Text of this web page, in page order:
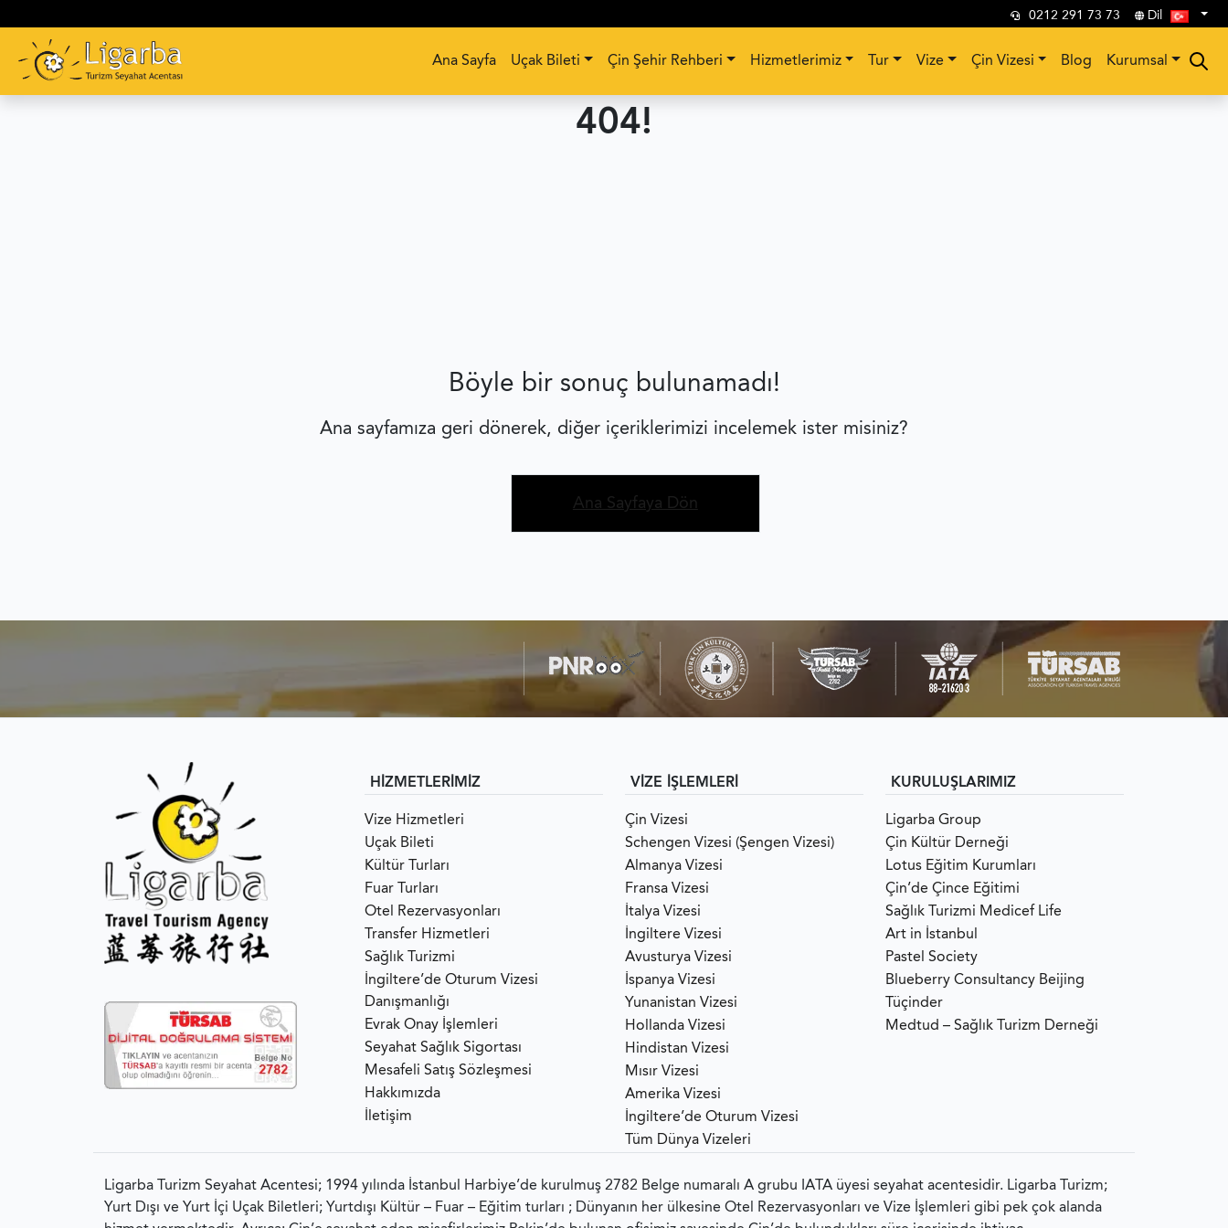
0212 291 73 73 Dil
Ana Sayfa Uçak Bileti Çin Şehir Rehberi Hizmetlerimiz Tur Vize Çin Vizesi Blog Kurumsal
404!
Böyle bir sonuç bulunamadı!
Ana sayfamıza geri dönerek, diğer içeriklerimizi incelemek ister misiniz?
Ana Sayfaya Dön
HİZMETLERİMİZ
Vize Hizmetleri
Uçak Bileti
Kültür Turları
Fuar Turları
Otel Rezervasyonları
Transfer Hizmetleri
Sağlık Turizmi
İngiltere’de Oturum Vizesi
Danışmanlığı
Evrak Onay İşlemleri
Seyahat Sağlık Sigortası
Mesafeli Satış Sözleşmesi
Hakkımızda
İletişim
VİZE İŞLEMLERİ
Çin Vizesi
Schengen Vizesi (Şengen Vizesi)
Almanya Vizesi
Fransa Vizesi
İtalya Vizesi
İngiltere Vizesi
Avusturya Vizesi
İspanya Vizesi
Yunanistan Vizesi
Hollanda Vizesi
Hindistan Vizesi
Mısır Vizesi
Amerika Vizesi
İngiltere’de Oturum Vizesi
Tüm Dünya Vizeleri
KURULUŞLARIMIZ
Ligarba Group
Çin Kültür Derneği
Lotus Eğitim Kurumları
Çin’de Çince Eğitimi
Sağlık Turizmi Medicef Life
Art in İstanbul
Pastel Society
Blueberry Consultancy Beijing
Tüçinder
Medtud – Sağlık Turizm Derneği
Ligarba Turizm Seyahat Acentesi; 1994 yılında İstanbul Harbiye’de kurulmuş 2782 Belge numaralı A grubu IATA üyesi seyahat acentesidir. Ligarba Turizm;
Yurt Dışı ve Yurt İçi Uçak Biletleri; Yurtdışı Kültür – Fuar – Eğitim turları ; Dünyanın her ülkesine Otel Rezervasyonları ve Vize İşlemleri gibi pek çok alanda